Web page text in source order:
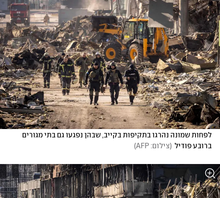
ברובע פודיל (צילום: AFP )